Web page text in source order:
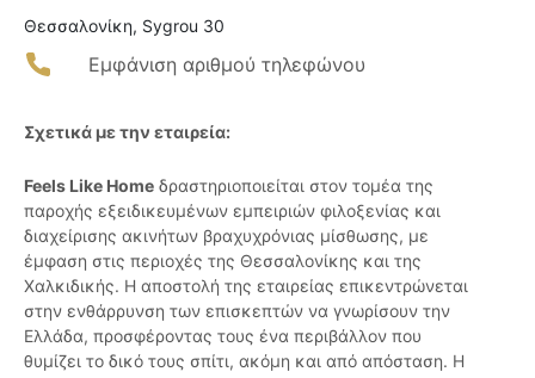
Θεσσαλονίκη, Sygrou 30
Εμφάνιση αριθμού τηλεφώνου
Σχετικά με την εταιρεία:
Feels Like Home δραστηριοποιείται στον τομέα της
παροχής εξειδικευμένων εμπειριών φιλοξενίας και
διαχείρισης ακινήτων βραχυχρόνιας μίσθωσης, με
έμφαση στις περιοχές της Θεσσαλονίκης και της
Χαλκιδικής. Η αποστολή της εταιρείας επικεντρώνεται
στην ενθάρρυνση των επισκεπτών να γνωρίσουν την
Ελλάδα, προσφέροντας τους ένα περιβάλλον που
θυμίζει το δικό τους σπίτι, ακόμη και από απόσταση. Η